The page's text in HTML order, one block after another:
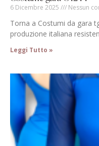
6 Dicembre 2025 Nessun
Torna a Costumi da gara
produzione italiana
Leggi Tutto »